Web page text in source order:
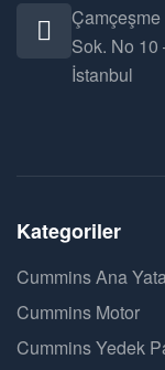
Sok. No
İstanbul
Kategoriler
Cummins Ana
Cummins Motor
Cummins Yedek